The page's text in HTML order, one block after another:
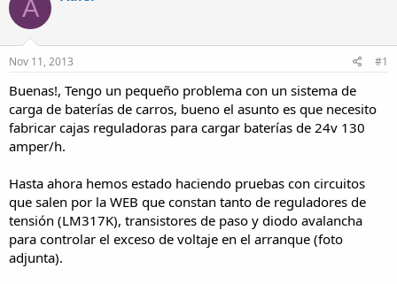
o
r
e
i
n
c
i
A
Nov 11, 2013 #1
Buenas!, Tengo un pequeño problema con un sistema de
carga de baterías de carros, bueno el asunto es que necesito
fabricar cajas reguladoras para cargar baterías de 24v 130
amper/h.
Hasta ahora hemos estado haciendo pruebas con circuitos
que salen por la WEB que constan tanto de reguladores de
tensión (LM317K), transistores de paso y diodo avalancha
para controlar el exceso de voltaje en el arranque (foto
adjunta).